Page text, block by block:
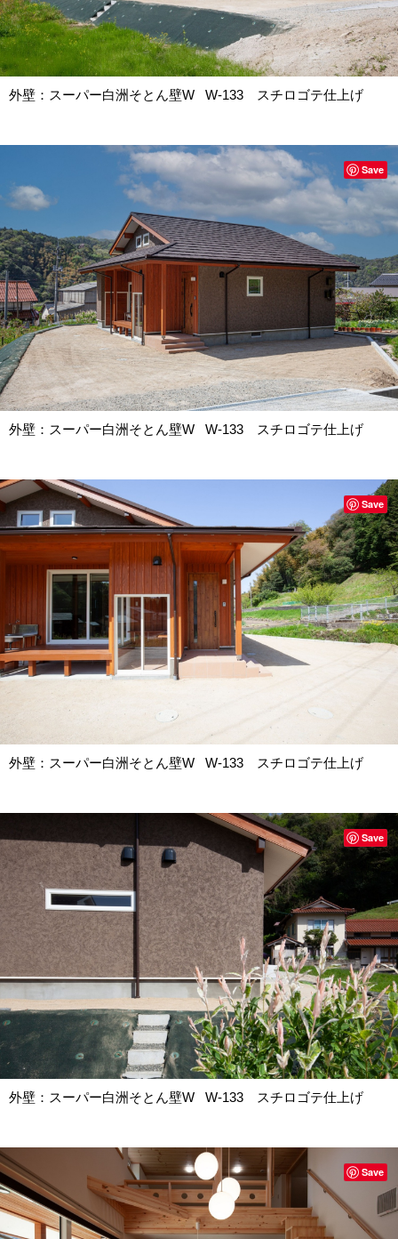
外壁：スーパー白洲そとん壁W W-133 スチロゴテ仕上げ
外壁：スーパー白洲そとん壁W W-133 スチロゴテ仕上げ
Save
外壁：スーパー白洲そとん壁W W-133 スチロゴテ仕上げ
Save
外壁：スーパー白洲そとん壁W W-133 スチロゴテ仕上げ
Save
Save